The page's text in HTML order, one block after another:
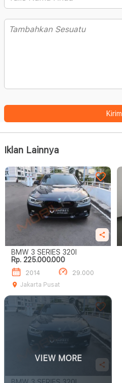
Kirim
Iklan Lainnya
BMW 3 SERIES 320I
Rp. 225.000.000
2014
29.000
Jakarta Pusat
VIEW MORE